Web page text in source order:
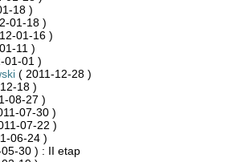
18 )
01-18 )
01-16 )
11 )
01-01 )
( 2011-12-28 )
18 )
08-27 )
07-30 )
07-22 )
06-24 )
30 ) : II etap